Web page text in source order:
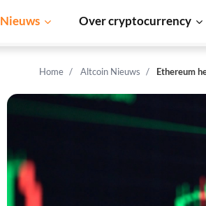
Nieuws Over cryptocurrency
Home Altcoin Nieuws Ethereum